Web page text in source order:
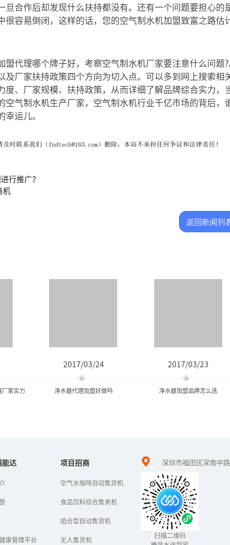
合作后却发现什么扶持都没有。还有一个问题要担心的
容易倒闭，这样的话，您的空气制水机加盟致富之路估
代理哪个牌子好，考察空气制水机厂家要注意什么问题
厂家扶持政策四个方向为切入点。可以多到网上搜索相
、厂家规模、扶持政策，从而详细了解品牌综合实力，
气制水机生产厂家，空气制水机行业千亿市场的背后，
运儿。
行推广？
机
返回新闻列
家实力
2017/03/24
净水器代理加盟好做吗
开始，一直以骄人的姿态
了相当大的成绩。但随着
烈化，生产...
2017/03/23
净水器加盟品牌怎么选
在净水器行业，招商是开
拓市场的关键，企业一般
都会推出诸多优惠和扶持
政策，吸引净水器加盟经
销商的加盟。不过，近年
来也出现净...
能达
康管理平台
项目招商
空气水咖啡自动售货机
食品饮料综合售卖机
组合型自动售货机
无人售货机
深圳市福田区深南中
扫描二维码